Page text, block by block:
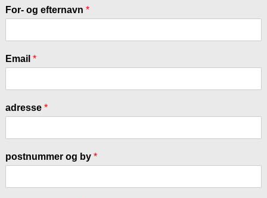
For- og efternavn *
Email *
adresse *
postnummer og by *